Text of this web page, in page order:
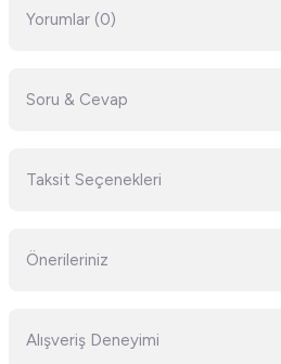
Yorumlar (0)
Soru & Cevap
Taksit Seçenekleri
Önerileriniz
yetersiz gördüğünüz noktaları öneri
Alışveriş Deneyimi